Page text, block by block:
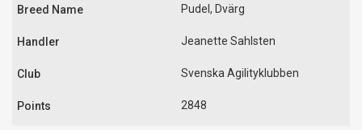
Pudel, Dvärg
Jeanette Sahlsten
Svenska Agilityklubben
2848